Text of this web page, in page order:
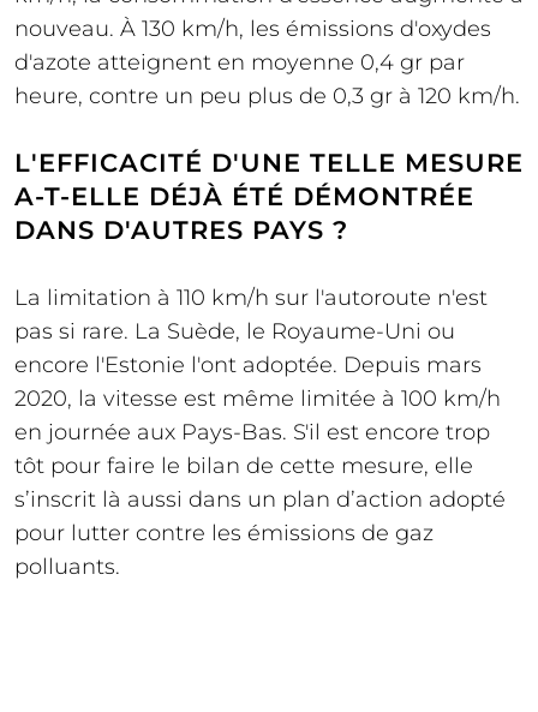
nouveau. À 130 km/h, les émissions d'oxydes
d'azote atteignent en moyenne 0,4 gr par
heure, contre un peu plus de 0,3 gr à 120 km/h.
L'EFFICACITÉ D'UNE TELLE MESURE
A-T-ELLE DÉJÀ ÉTÉ DÉMONTRÉE
DANS D'AUTRES PAYS ?
La limitation à 110 km/h sur l'autoroute n'est
pas si rare. La Suède, le Royaume-Uni ou
encore l'Estonie l'ont adoptée. Depuis mars
2020, la vitesse est même limitée à 100 km/h
en journée aux Pays-Bas. S'il est encore trop
tôt pour faire le bilan de cette mesure, elle
s’inscrit là aussi dans un plan d’action adopté
pour lutter contre les émissions de gaz
polluants.